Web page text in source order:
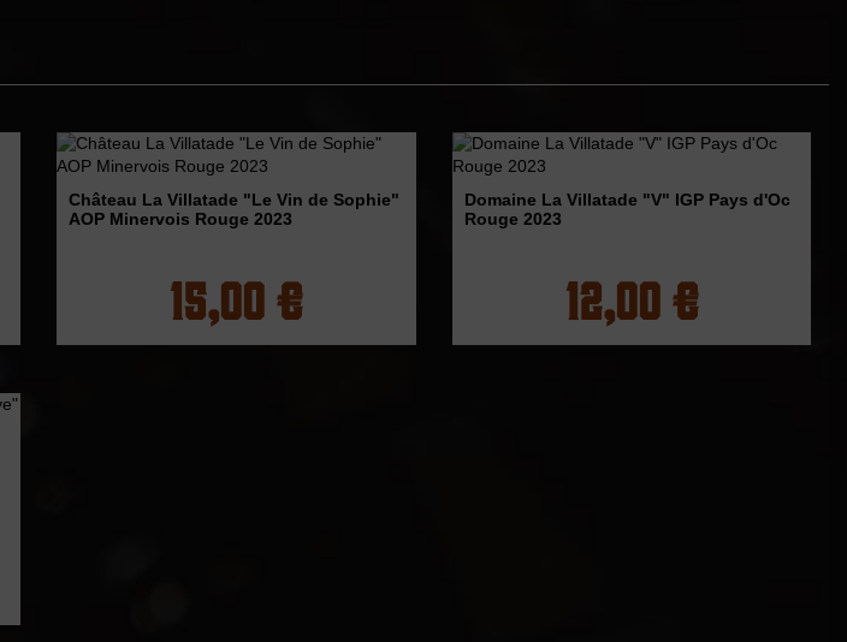
Château La Villatade "Le Vin de Sophie"
AOP Minervois Rouge 2023
15,00 €
Domaine La Villatade "V" IGP Pays d'Oc
Rouge 2023
12,00 €